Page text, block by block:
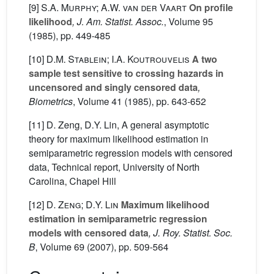
[9]S.A. Murphy; A.W. van der VaartOn profile
likelihood, J. Am. Statist. Assoc., Volume 95
(1985), pp. 449-485
[10] D.M. Stablein; I.A. Koutrouvelis A two
sample test sensitive to crossing hazards in
uncensored and singly censored data,
Biometrics, Volume 41 (1985), pp. 643-652
[11] D. Zeng, D.Y. Lin, A general asymptotic
theory for maximum likelihood estimation in
semiparametric regression models with censored
data, Technical report, University of North
Carolina, Chapel Hill
[12] D. Zeng; D.Y. Lin Maximum likelihood
estimation in semiparametric regression
models with censored data, J. Roy. Statist. Soc.
B, Volume 69 (2007), pp. 509-564